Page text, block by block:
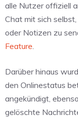
alle Nutzer offiziell
Chat mit sich
oder Notizen zu
Feature.
Darüber hinaus
den Onlinestatus
angekündigt,
gelöschte